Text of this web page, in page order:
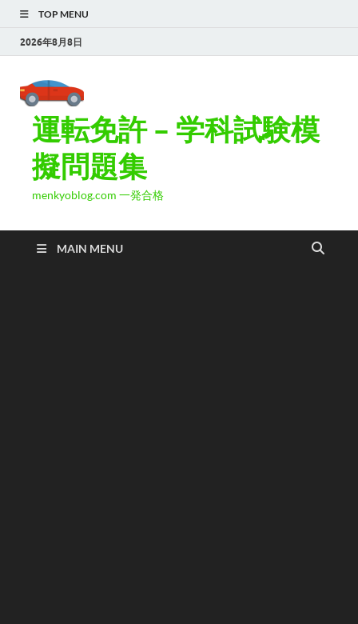
TOP MENU
2026年8月8日
運転免許 – 学科試験模
擬問題集
menkyoblog.com 一発合格
MAIN MENU